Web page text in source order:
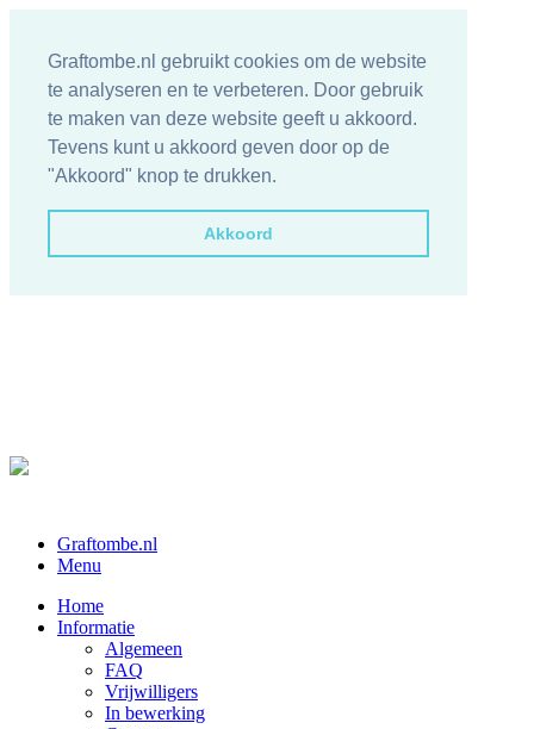
Graftombe.nl gebruikt cookies om de website
te analyseren en te verbeteren. Door gebruik
te maken van deze website geeft u akkoord.
Tevens kunt u akkoord geven door op de
"Akkoord" knop te drukken.
Akkoord
Graftombe.nl
Menu
Home
Informatie
Algemeen
FAQ
Vrijwilligers
In bewerking